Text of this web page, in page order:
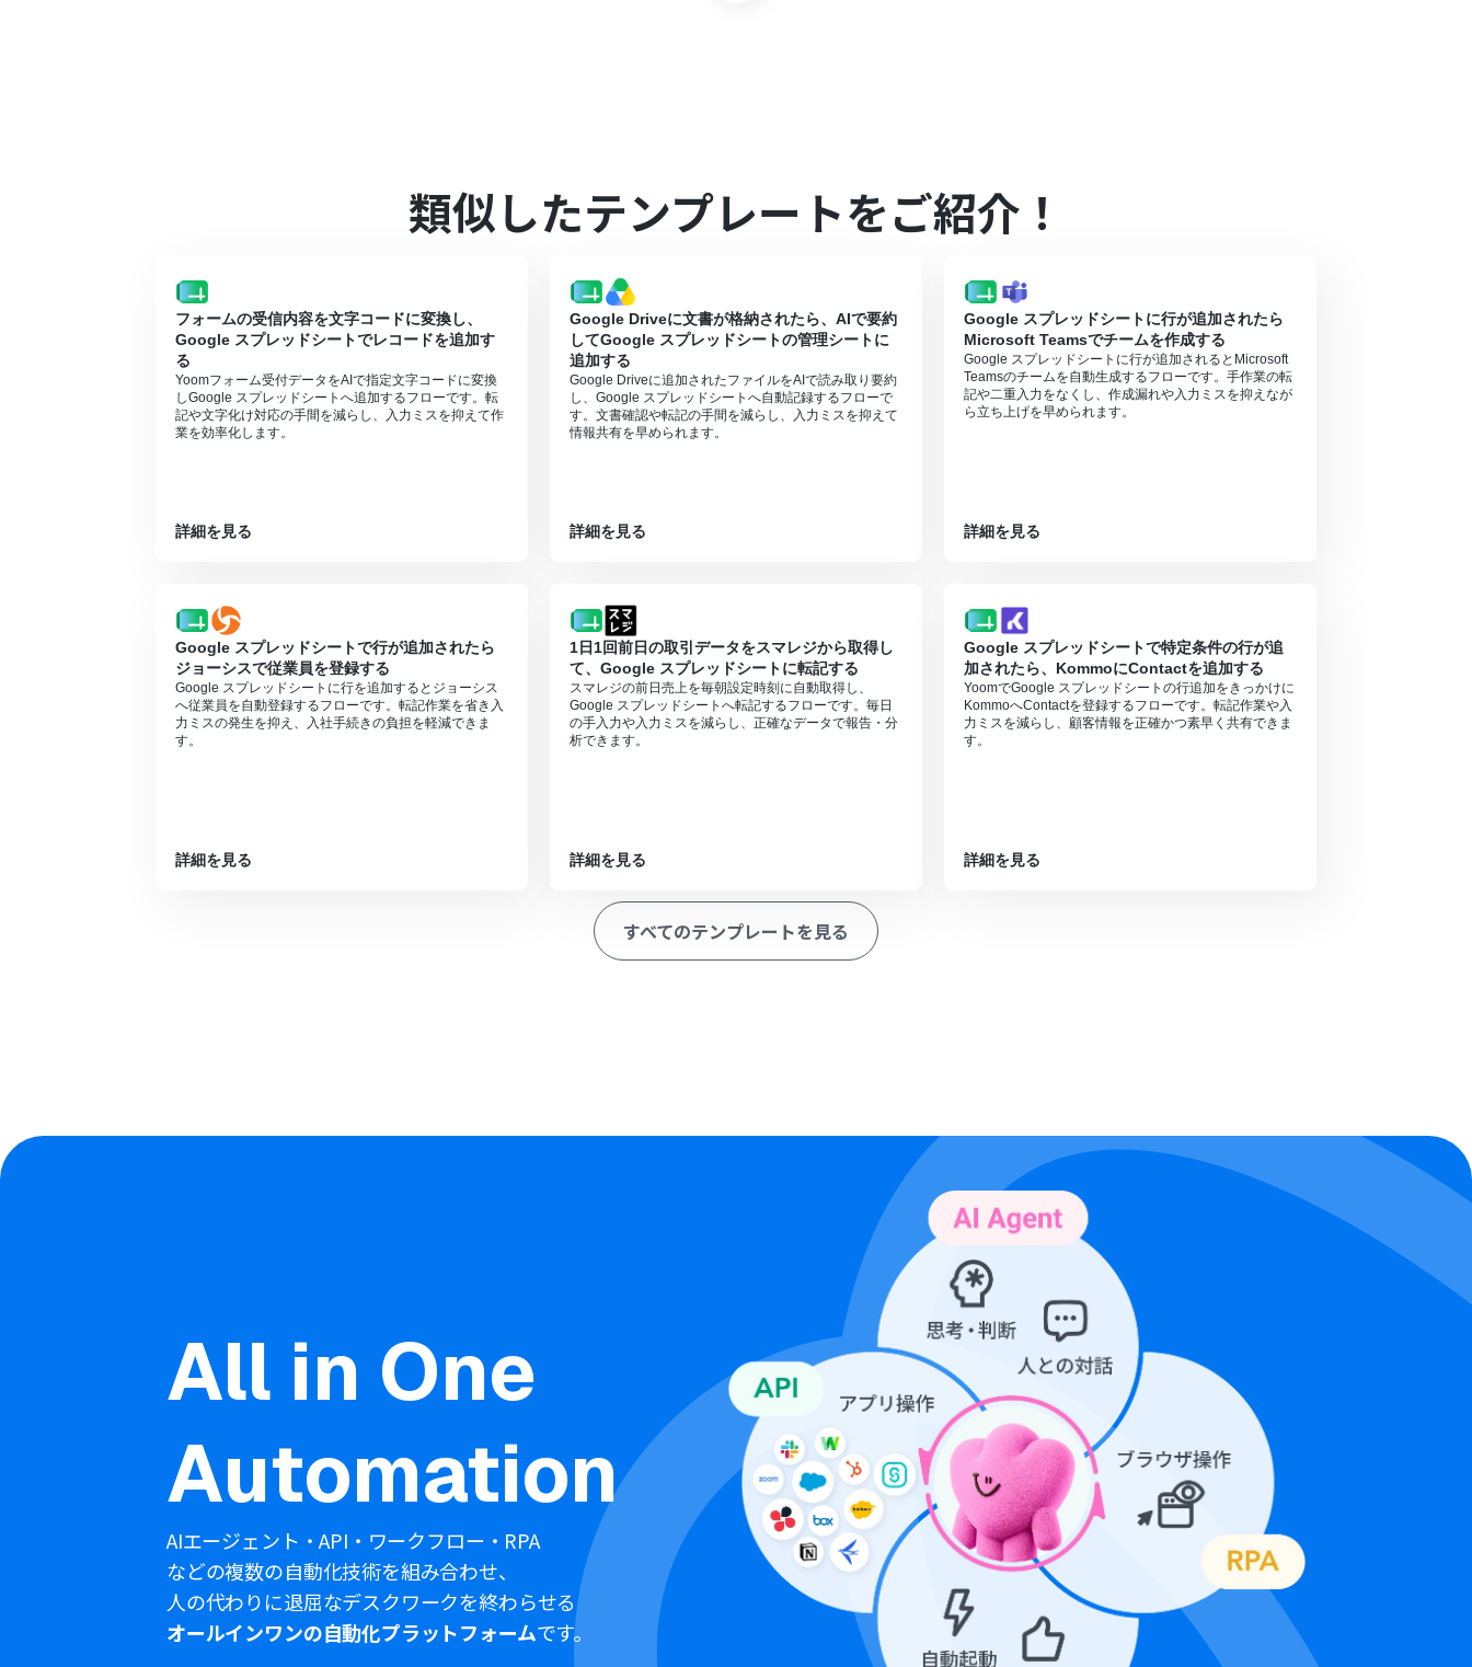
しているフローボットのオペレーションやデータコネクトはエラーとなりますので、ご注意ください。
チームプランやサクセスプランなどの有料プランは、2週間の無料トライアルを行うことが可能です。無料トライアル中には制限対象のアプリや機能（オペレーショ
ン）を使用することができます。
詳しくはOpenAIの「
」ページをご確認ください。
ChatGPTのAPI利用はOpenAI社が有料で提供しており、API疎通時のトークンにより従量課金される仕組みとなっています。そのため、API使用時にお支払いが行え
る状況でない場合エラーが発生しますのでご注意ください。
類似したテンプレートをご紹介！
フォームの受信内容を文字コードに変換し、
Google スプレッドシートでレコードを追加す
る
Yoomフォーム受付データをAIで指定文字コードに変換
しGoogle スプレッドシートへ追加するフローです。転
記や文字化け対応の手間を減らし、入力ミスを抑えて作
業を効率化します。
詳細を見る
Google Driveに文書が格納されたら、AIで要約
してGoogle スプレッドシートの管理シートに
追加する
Google Driveに追加されたファイルをAIで読み取り要約
し、Google スプレッドシートへ自動記録するフローで
す。文書確認や転記の手間を減らし、入力ミスを抑えて
情報共有を早められます。
詳細を見る
Google スプレッドシートに行が追加されたら
Microsoft Teamsでチームを作成する
Google スプレッドシートに行が追加されるとMicrosoft
Teamsのチームを自動生成するフローです。手作業の転
記や二重入力をなくし、作成漏れや入力ミスを抑えなが
ら立ち上げを早められます。
詳細を見る
Google スプレッドシートで行が追加されたら
ジョーシスで従業員を登録する
Google スプレッドシートに行を追加するとジョーシス
へ従業員を自動登録するフローです。転記作業を省き入
力ミスの発生を抑え、入社手続きの負担を軽減できま
す。
詳細を見る
1日1回前日の取引データをスマレジから取得し
て、Google スプレッドシートに転記する
スマレジの前日売上を毎朝設定時刻に自動取得し、
Google スプレッドシートへ転記するフローです。毎日
の手入力や入力ミスを減らし、正確なデータで報告・分
析できます。
詳細を見る
Google スプレッドシートで特定条件の行が追
加されたら、KommoにContactを追加する
YoomでGoogle スプレッドシートの行追加をきっかけに
KommoへContactを登録するフローです。転記作業や入
力ミスを減らし、顧客情報を正確かつ素早く共有できま
す。
詳細を見る
すべてのテンプレートを見る
All in One
Automation
AIエージェント・API・ワークフロー・RPA
などの複数の自動化技術を組み合わせ、
人の代わりに退屈なデスクワークを終わらせる
オールインワンの自動化プラットフォームです。